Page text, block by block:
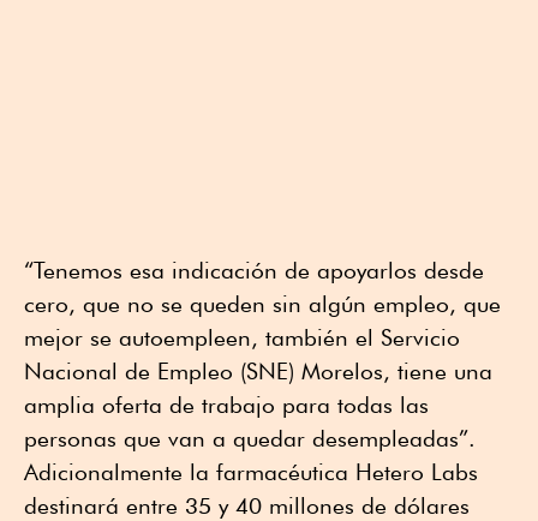
“Tenemos esa indicación de apoyarlos desde
cero, que no se queden sin algún empleo, que
mejor se autoempleen, también el Servicio
Nacional de Empleo (SNE) Morelos, tiene una
amplia oferta de trabajo para todas las
personas que van a quedar desempleadas”.
Adicionalmente la farmacéutica Hetero Labs
destinará entre 35 y 40 millones de dólares